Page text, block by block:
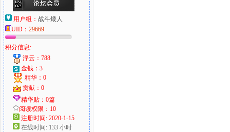
用户组： 战斗矮人
UID： 29669
积分信息:
浮云：788
金钱：3
精华：0
贡献：0
精华贴：0篇
阅读权限：10
注册时间: 2020-1-15
在线时间: 133 小时